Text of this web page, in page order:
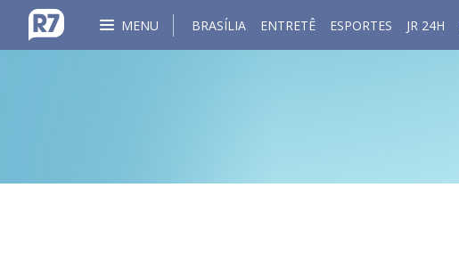
MENU BRASÍLIA ENTRETÊ ESPORTES JR 24H